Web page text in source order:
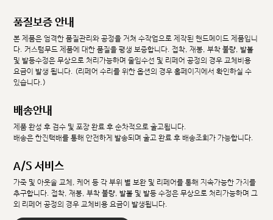
품질보증 안내
본 제품은 엄격한 품질관리와 공정을 거쳐 수작업으로 제작된 핸드메이드 제품입니
다. 커스텀무드 제품에 대한 품질을 평생 보증합니다. 접착, 재봉, 부착 불량, 발볼
및 발등수정은 무상으로 처리가능하며 줄임수선 및 리페어 공정의 경우 교체비용
요금이 발생 됩니다. (리페어 수리를 위한 옵션의 경우 홈페이지에서 확인하실 수
있습니다.)
배송안내
제품 완성 후 검수 및 포장 완료 후 순차적으로 출고됩니다.
배송은 한진택배를 통해 안전하게 발송되며 출고 완료 후 배송조회가 가능합니다.
A/S 서비스
가죽 및 아웃솔 교체, 케어 등 각 부위 별 보완 및 리페어를 통해 지속가능한 가치를
추구합니다. 접착, 재봉, 부착 불량, 발볼 및 발등 수정은 무상으로 처리가능하며 그
외 리페어 공정의 경우 교체비용 요금이 발생됩니다.